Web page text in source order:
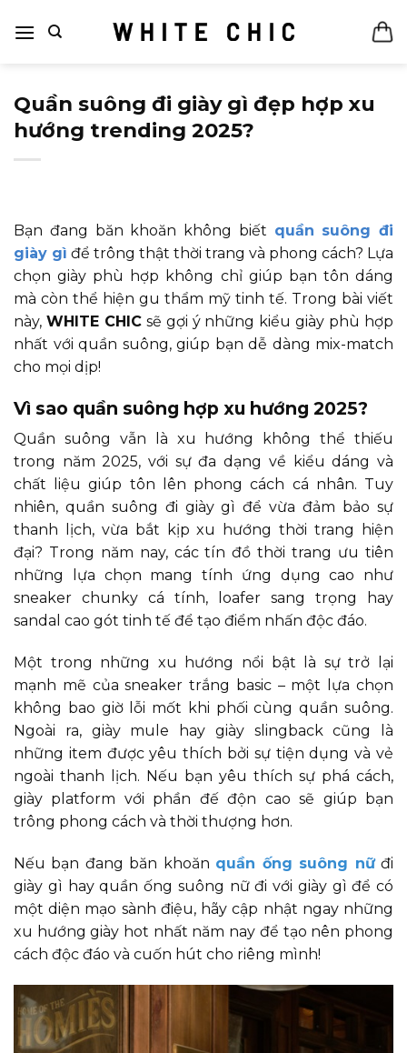
qua
Quần suông đi giày gì đẹp hợp xu
hướng trending 2025?
Bạn đang băn khoăn không biết quần suông đi
giày gì để trông thật thời trang và phong cách? Lựa
chọn giày phù hợp không chỉ giúp bạn tôn dáng
mà còn thể hiện gu thẩm mỹ tinh tế. Trong bài viết
này, WHITE CHICsẽ gợi ý những kiểu giày phù hợp
nhất với quần suông, giúp bạn dễ dàng mix-match
cho mọi dịp!
Vì sao quần suông hợp xu hướng 2025?
Quần suông vẫn là xu hướng không thể thiếu
trong năm 2025, với sự đa dạng về kiểu dáng và
chất liệu giúp tôn lên phong cách cá nhân. Tuy
nhiên, quần suông đi giày gì để vừa đảm bảo sự
thanh lịch, vừa bắt kịp xu hướng thời trang hiện
đại? Trong năm nay, các tín đồ thời trang ưu tiên
những lựa chọn mang tính ứng dụng cao như
sneaker chunky cá tính, loafer sang trọng hay
sandal cao gót tinh tế để tạo điểm nhấn độc đáo.
Một trong những xu hướng nổi bật là sự trở lại
mạnh mẽ của sneaker trắng basic – một lựa chọn
không bao giờ lỗi mốt khi phối cùng quần suông.
Ngoài ra, giày mule hay giày slingback cũng là
những item được yêu thích bởi sự tiện dụng và vẻ
ngoài thanh lịch. Nếu bạn yêu thích sự phá cách,
giày platform với phần đế độn cao sẽ giúp bạn
trông phong cách và thời thượng hơn.
Nếu bạn đang băn khoăn quần ống suông nữđi
giày gì hay quần ống suông nữ đi với giày gì để có
một diện mạo sành điệu, hãy cập nhật ngay những
xu hướng giày hot nhất năm nay để tạo nên phong
cách độc đáo và cuốn hút cho riêng mình!